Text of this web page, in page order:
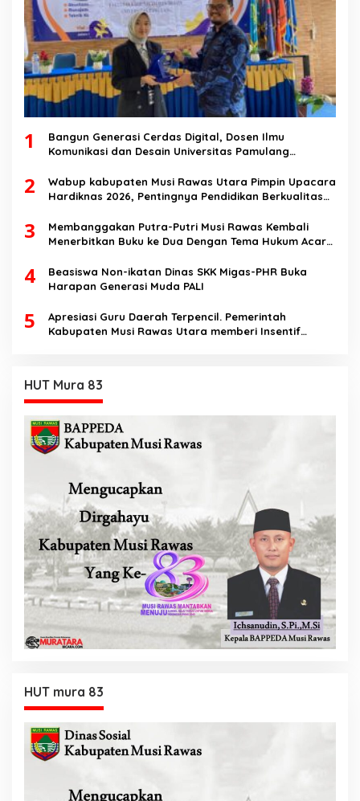
1
Bangun Generasi Cerdas Digital, Dosen Ilmu
Komunikasi dan Desain Universitas Pamulang
Speech di SMK Ikhlas Jawilan
2
Wabup kabupaten Musi Rawas Utara Pimpin Upacara
Hardiknas 2026, Pentingnya Pendidikan Berkualitas
3
Membanggakan Putra-Putri Musi Rawas Kembali
Menerbitkan Buku ke Dua Dengan Tema Hukum Acara
4
Beasiswa Non-ikatan Dinas SKK Migas-PHR Buka
Harapan Generasi Muda PALI
5
Apresiasi Guru Daerah Terpencil. Pemerintah
Kabupaten Musi Rawas Utara memberi Insentif
HUT Mura 83
HUT mura 83